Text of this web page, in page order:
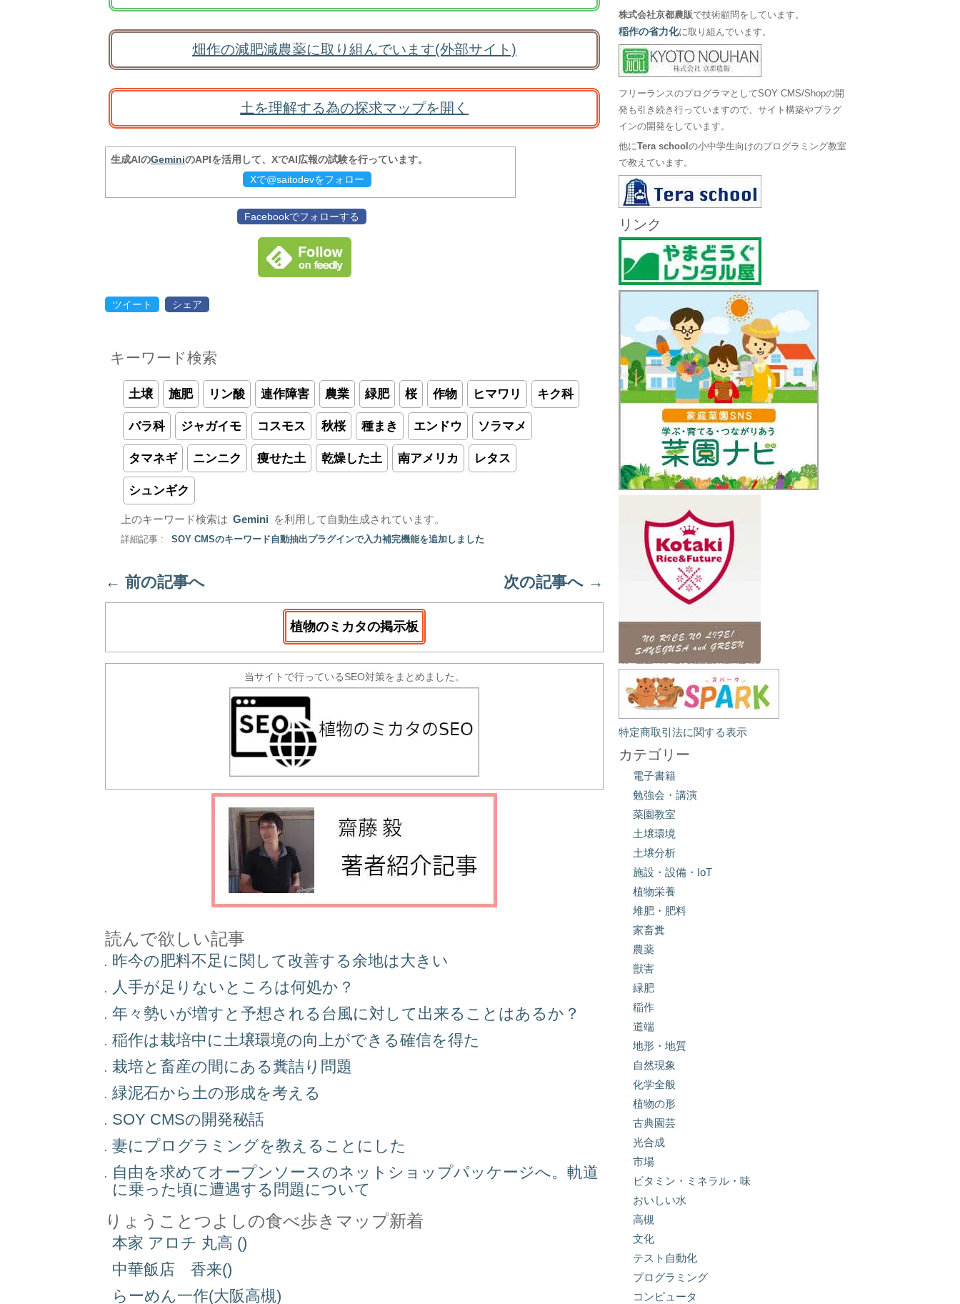
畑作の減肥減農薬に取り組んでいます(外部サイト)
土を理解する為の探求マップを開く
生成AIのGeminiのAPIを活用して、XでAI広報の試験を行っています。
Xで@saitodevをフォロー
Facebookでフォローする
ツイート シェア
キーワード検索
土壌 施肥 リン酸 連作障害 農業 緑肥 桜 作物 ヒマワリ キク科
バラ科 ジャガイモ コスモス 秋桜 種まき エンドウ ソラマメ
タマネギ ニンニク 痩せた土 乾燥した土 南アメリカ レタス
シュンギク
上のキーワード検索は Gemini を利用して自動生成されています。
詳細記事 : SOY CMSのキーワード自動抽出プラグインで入力補完機能を追加しました
← 前の記事へ 次の記事へ →
植物のミカタの掲示板
当サイトで行っているSEO対策をまとめました。
読んで欲しい記事
昨今の肥料不足に関して改善する余地は大きい
人手が足りないところは何処か？
年々勢いが増すと予想される台風に対して出来ることはあるか？
稲作は栽培中に土壌環境の向上ができる確信を得た
栽培と畜産の間にある糞詰り問題
緑泥石から土の形成を考える
SOY CMSの開発秘話
妻にプログラミングを教えることにした
自由を求めてオープンソースのネットショップパッケージへ。軌道
に乗った頃に遭遇する問題について
りょうことつよしの食べ歩きマップ新着
本家 アロチ 丸高 ()
中華飯店 香来()
らーめん一作(大阪高槻)
株式会社京都農販で技術顧問をしています。
稲作の省力化に取り組んでいます。
フリーランスのプログラマとしてSOY CMS/Shopの開
発も引き続き行っていますので、サイト構築やプラグ
インの開発をしています。
他にTera schoolの小中学生向けのプログラミング教室
で教えています。
リンク
特定商取引法に関する表示
カテゴリー
電子書籍
勉強会・講演
菜園教室
土壌環境
土壌分析
施設・設備・IoT
植物栄養
堆肥・肥料
家畜糞
農薬
獣害
緑肥
稲作
道端
地形・地質
自然現象
化学全般
植物の形
古典園芸
光合成
市場
ビタミン・ミネラル・味
おいしい水
高槻
文化
テスト自動化
プログラミング
コンピュータ